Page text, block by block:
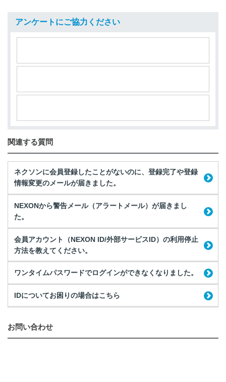
アンケートにご協力ください
関連する質問
ネクソンに会員登録したことがないのに、登録完了や登録
情報変更のメールが届きました。
NEXONから警告メール（アラートメール）が届きまし
た。
会員アカウント（NEXON ID/外部サービスID）の利用停止
方法を教えてください。
ワンタイムパスワードでログインができなくなりました。
IDについてお困りの場合はこちら
お問い合わせ